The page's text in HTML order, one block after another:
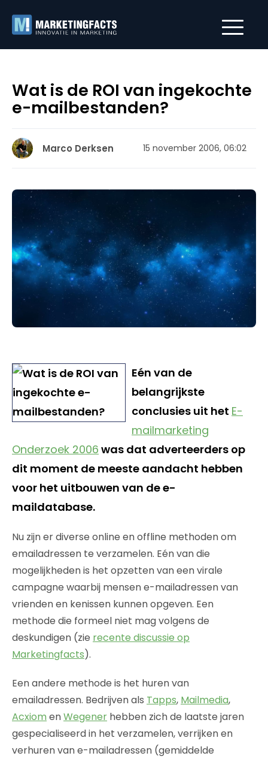
Wat is de ROI van ingekochte
e-mailbestanden?
Marco Derksen 15 november 2006, 06:02
Eén van de
belangrijkste
conclusies uit het E-
mailmarketing
Onderzoek 2006 was dat adverteerders op
dit moment de meeste aandacht hebben
voor het uitbouwen van de e-
maildatabase.
Nu zijn er diverse online en offline methoden om
emailadressen te verzamelen. Eén van die
mogelijkheden is het opzetten van een virale
campagne waarbij mensen e-mailadressen van
vrienden en kenissen kunnen opgeven. Een
methode die formeel niet mag volgens de
deskundigen (zie recente discussie op
Marketingfacts).
Een andere methode is het huren van
emailadressen. Bedrijven als Tapps, Mailmedia,
Acxiom enWegener hebben zich de laatste jaren
gespecialiseerd in het verzamelen, verrijken en
verhuren van e-mailadressen (gemiddelde